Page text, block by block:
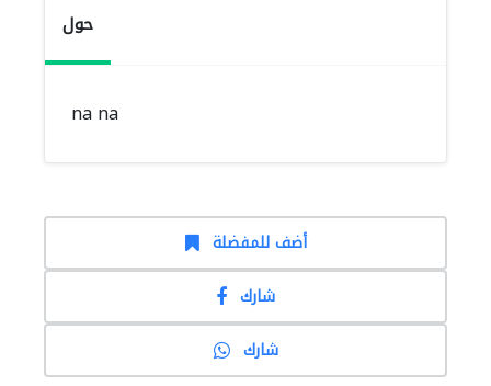
حول
na na
أضف للمفضلة
شارك
شارك